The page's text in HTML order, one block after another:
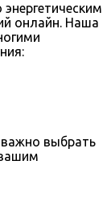
онлайн. Наша
важно выбрать